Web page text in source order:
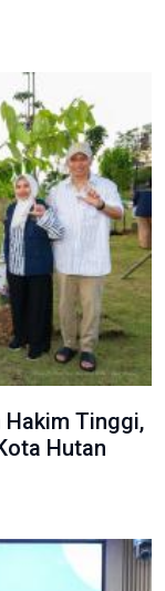
Hakim Tinggi,
Hutan